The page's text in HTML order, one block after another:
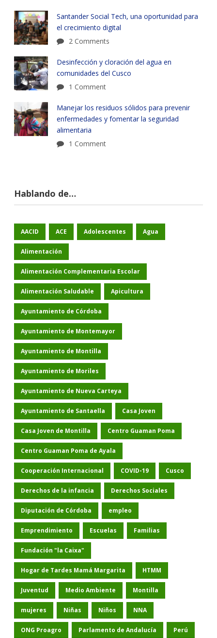
Santander Social Tech, una oportunidad para
el crecimiento digital
2 Comments
Desinfección y cloración del agua en
comunidades del Cusco
1 Comment
Manejar los residuos sólidos para prevenir
enfermedades y fomentar la seguridad
alimentaria
1 Comment
Hablando de…
AACID ACE Adolescentes Agua
Alimentación
Alimentación Complementaria Escolar
Alimentación Saludable Apicultura
Ayuntamiento de Córdoba
Ayuntamiento de Montemayor
Ayuntamiento de Montilla
Ayuntamiento de Moriles
Ayuntamiento de Nueva Carteya
Ayuntamiento de Santaella Casa Joven
Casa Joven de Montilla Centro Guaman Poma
Centro Guaman Poma de Ayala
Cooperación Internacional COVID-19 Cusco
Derechos de la infancia Derechos Sociales
Diputación de Córdoba empleo
Emprendimiento Escuelas Familias
Fundación "la Caixa"
Hogar de Tardes Mamá Margarita HTMM
Juventud Medio Ambiente Montilla
mujeres Niñas Niños NNA
ONG Proagro Parlamento de Andalucía Perú